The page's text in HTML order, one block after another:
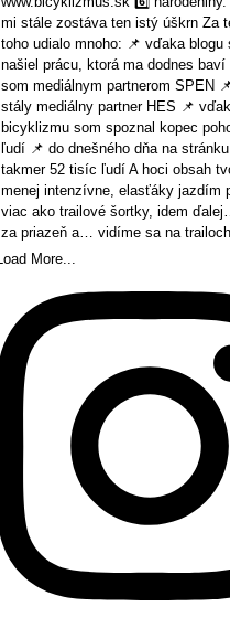
Load More...